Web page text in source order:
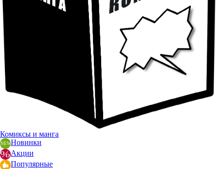
Комиксы и манга
Новинки
Акции
Популярные